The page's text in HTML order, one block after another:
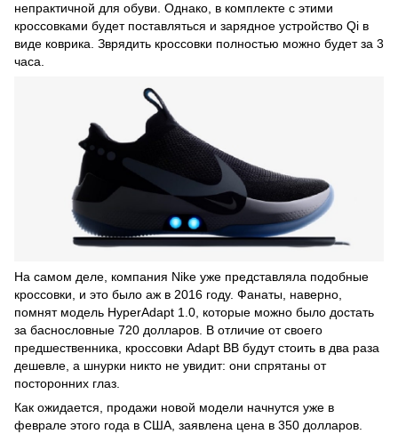
непрактичной для обуви. Однако, в комплекте с этими
кроссовками будет поставляться и зарядное устройство Qi в
виде коврика. Зврядить кроссовки полностью можно будет за 3
часа.
На самом деле, компания Nike уже представляла подобные
кроссовки, и это было аж в 2016 году. Фанаты, наверно,
помнят модель HyperAdapt 1.0, которые можно было достать
за баснословные 720 долларов. В отличие от своего
предшественника, кроссовки Adapt BB будут стоить в два раза
дешевле, а шнурки никто не увидит: они спрятаны от
посторонних глаз.
Как ожидается, продажи новой модели начнутся уже в
феврале этого года в США, заявлена цена в 350 долларов.